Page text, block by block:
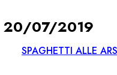
20/07/2019
SPAGHETTI ALLE